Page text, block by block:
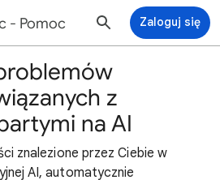
- Pomoc Zaloguj się
z
na AI
znalezione przez Ciebie w
AI, automatycznie